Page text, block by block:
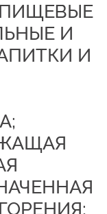
ПИЩЕВЫЕ
И
И